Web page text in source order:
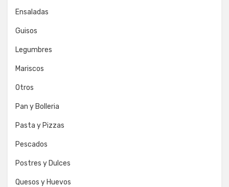
Ensaladas
Guisos
Legumbres
Mariscos
Otros
Pan y Bolleria
Pasta y Pizzas
Pescados
Postres y Dulces
Quesos y Huevos